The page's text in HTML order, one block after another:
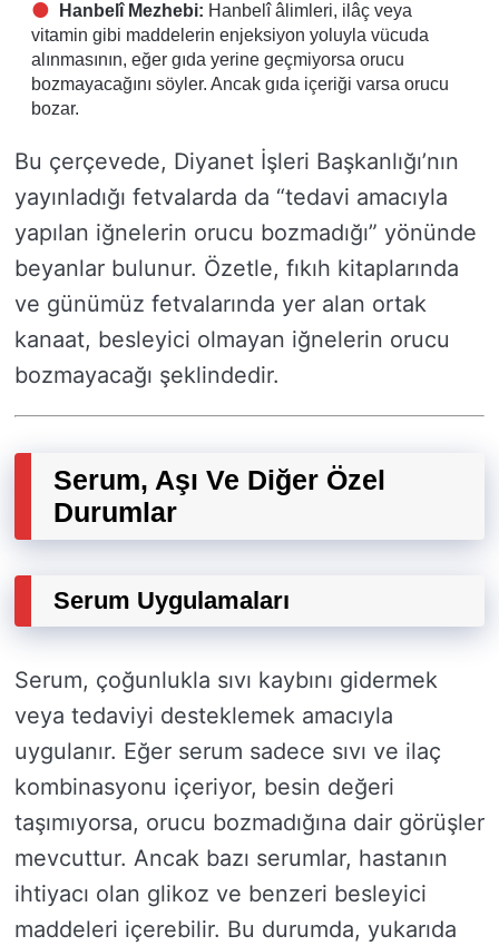
Hanbelî Mezhebi: Hanbelî âlimleri, ilâç veya
vitamin gibi maddelerin enjeksiyon yoluyla vücuda
alınmasının, eğer gıda yerine geçmiyorsa orucu
bozmayacağını söyler. Ancak gıda içeriği varsa orucu
bozar.
Bu çerçevede, Diyanet İşleri Başkanlığı’nın
yayınladığı fetvalarda da “tedavi amacıyla
yapılan iğnelerin orucu bozmadığı” yönünde
beyanlar bulunur. Özetle, fıkıh kitaplarında
ve günümüz fetvalarında yer alan ortak
kanaat, besleyici olmayan iğnelerin orucu
bozmayacağı şeklindedir.
Serum, Aşı Ve Diğer Özel
Durumlar
Serum Uygulamaları
Serum, çoğunlukla sıvı kaybını gidermek
veya tedaviyi desteklemek amacıyla
uygulanır. Eğer serum sadece sıvı ve ilaç
kombinasyonu içeriyor, besin değeri
taşımıyorsa, orucu bozmadığına dair görüşler
mevcuttur. Ancak bazı serumlar, hastanın
ihtiyacı olan glikoz ve benzeri besleyici
maddeleri içerebilir. Bu durumda, yukarıda